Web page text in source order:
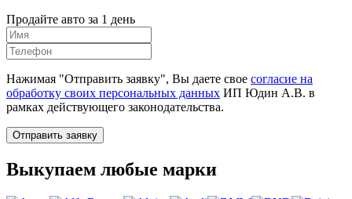
Продайте авто за 1 день
Нажимая "Отправить заявку", Вы даете свое согласие на
обработку своих персональных данных ИП Юдин А.В. в
рамках действующего законодательства.
Отправить заявку
Выкупаем любые марки